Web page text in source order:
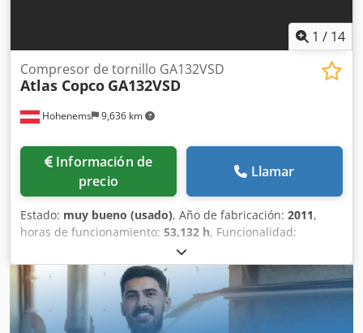
1 / 14
Hohenems 9,636 km
Compresor de tornillo GA132VSD
Atlas Copco GA132VSD
Información de
precio
Llamar
Estado: muy bueno (usado), Año de fabricación: 2011,
horas de funcionamiento: 53,132 h, Funcionalidad:
, Compresor de tornillo GA132VSD
Atlas Copco Convertidor de frecuencia integrado Dsdox
Rwz Tepfx Adhokr 132 kW 8,5 bar 26,06 m³/min